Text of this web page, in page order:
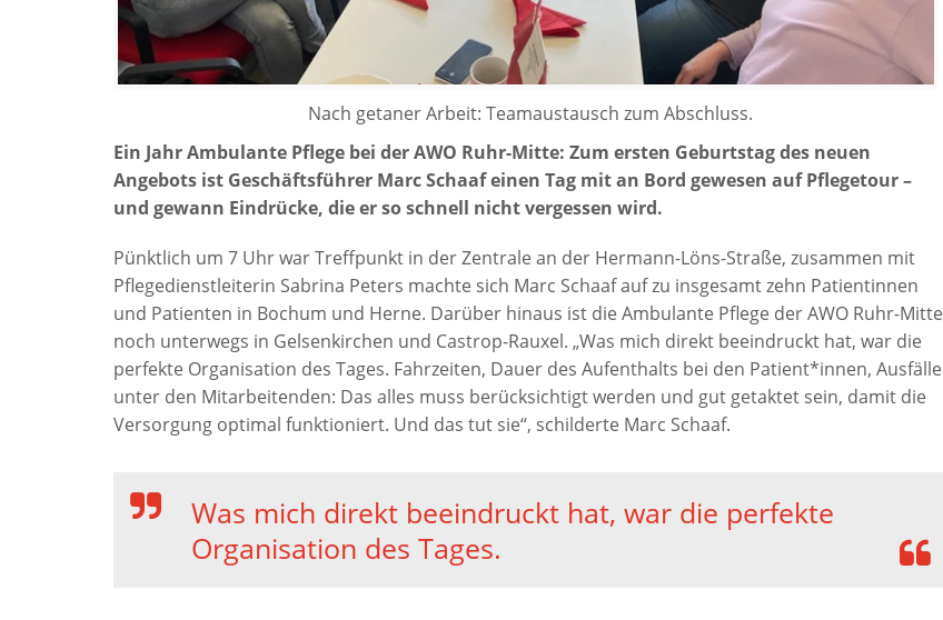
Nach getaner Arbeit: Teamaustausch zum Abschluss.
Ein Jahr Ambulante Pflege bei der AWO Ruhr-Mitte: Zum ersten Geburtstag des neuen
Angebots ist Geschäftsführer Marc Schaaf einen Tag mit an Bord gewesen auf Pflegetour –
und gewann Eindrücke, die er so schnell nicht vergessen wird.
Pünktlich um 7 Uhr war Treffpunkt in der Zentrale an der Hermann-Löns-Straße, zusammen mit
Pflegedienstleiterin Sabrina Peters machte sich Marc Schaaf auf zu insgesamt zehn Patientinnen
und Patienten in Bochum und Herne. Darüber hinaus ist die Ambulante Pflege der AWO Ruhr-Mitte
noch unterwegs in Gelsenkirchen und Castrop-Rauxel. „Was mich direkt beeindruckt hat, war die
perfekte Organisation des Tages. Fahrzeiten, Dauer des Aufenthalts bei den Patient*innen, Ausfälle
unter den Mitarbeitenden: Das alles muss berücksichtigt werden und gut getaktet sein, damit die
Versorgung optimal funktioniert. Und das tut sie“, schilderte Marc Schaaf.
Was mich direkt beeindruckt hat, war die perfekte
Organisation des Tages.